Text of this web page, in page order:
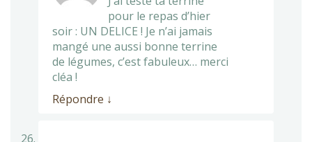
pour le repas d’hier
soir : UN DELICE ! Je n’ai jamais
mangé une aussi bonne terrine
de légumes, c’est fabuleux… merci
cléa !
Répondre ↓